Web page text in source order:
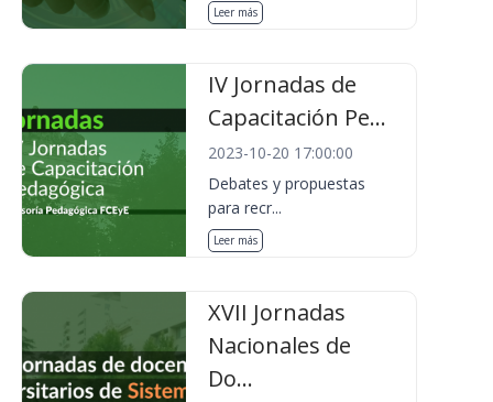
Leer más
IV Jornadas de
Capacitación Pe...
2023-10-20 17:00:00
Debates y propuestas
para recr...
Leer más
XVII Jornadas
Nacionales de
Do...